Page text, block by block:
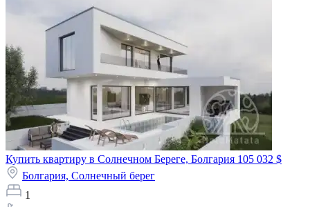
Купить квартиру в Солнечном Береге, Болгария 105 032 $
Болгария, Солнечный берег
1